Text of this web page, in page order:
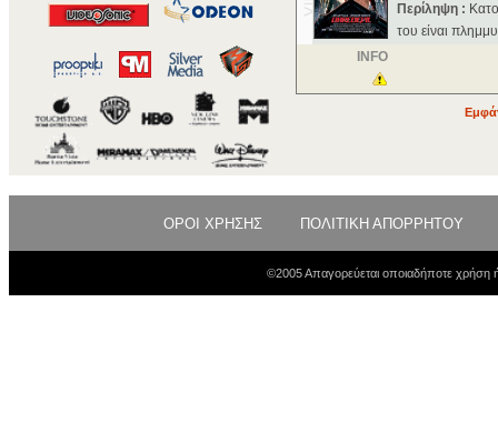
Περίληψη :
του είναι
INFO
ΟΡΟΙ ΧΡΗΣΗΣ ΠΟΛΙΤΙΚΗ ΑΠΟΡΡΗΤΟΥ
©2005 Απαγορεύεται οποιαδήποτε χρήση